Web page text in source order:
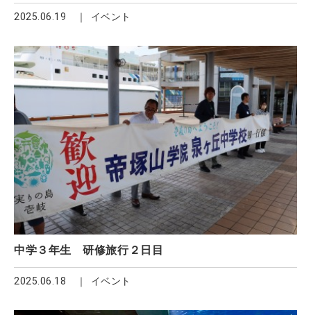
2025.06.19 イベント
中学３年生 研修旅行２日目
2025.06.18 イベント